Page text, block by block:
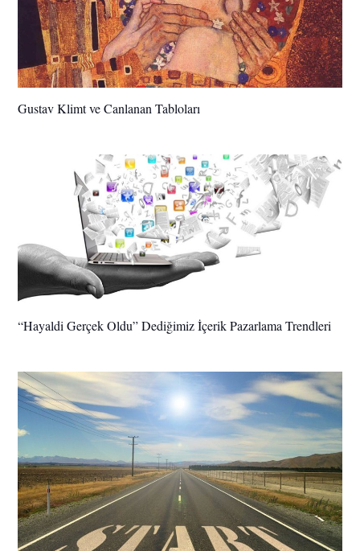
Gustav Klimt ve Canlanan Tabloları
“Hayaldi Gerçek Oldu” Dediğimiz İçerik Pazarlama Trendleri